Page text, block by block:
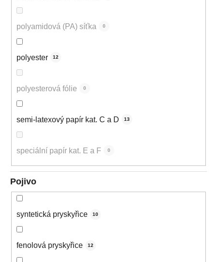
polyamidová (PA) síťka 0
polyester 12
polyesterová fólie 0
semi-latexový papír kat. C a D 13
speciální papír kat. E a F 0
Pojivo
syntetická pryskyřice 10
fenolová pryskyřice 12